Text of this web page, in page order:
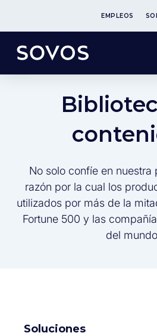
EMPLEOS
No solo confíe en nuestra
razón por la cual los
utilizados por más de la
Fortune 500 y las
del
Soluciones